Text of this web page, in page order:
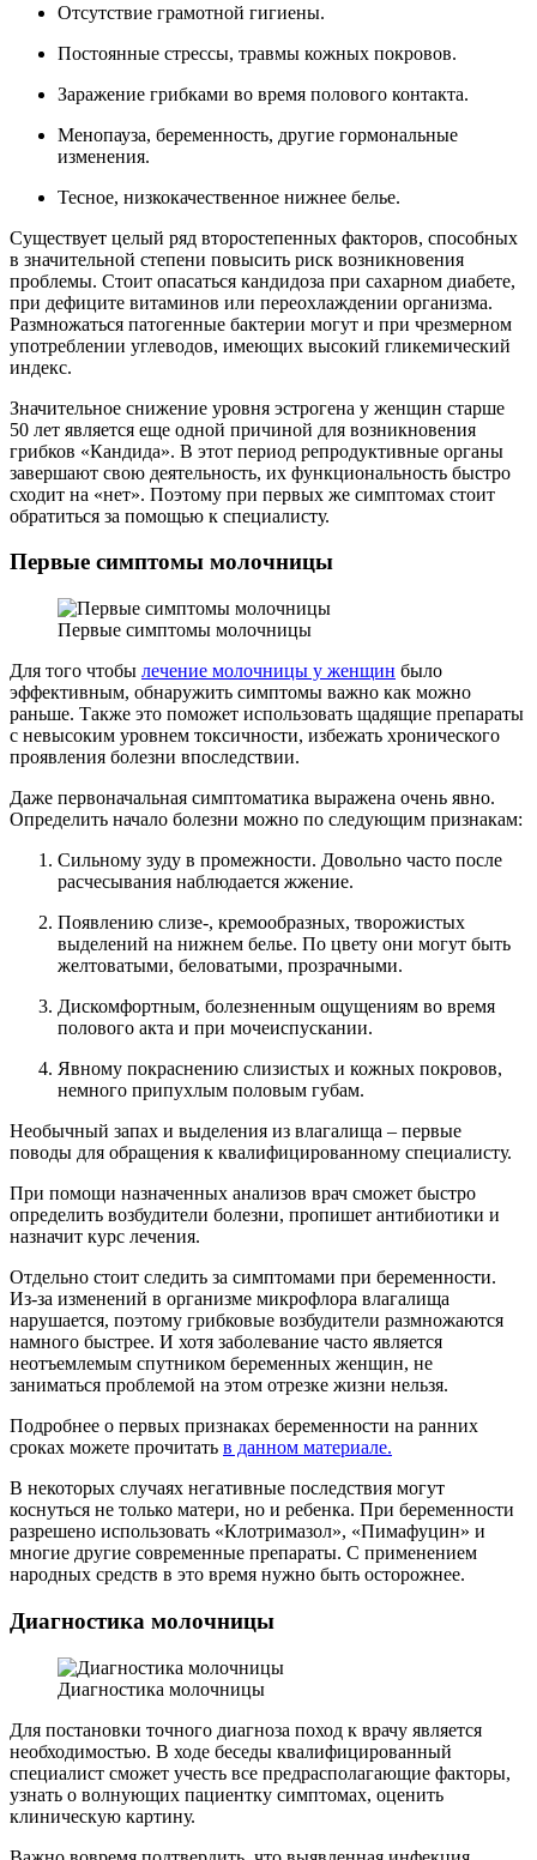
Отсутствие грамотной гигиены.
Постоянные стрессы, травмы кожных покровов.
Заражение грибками во время полового контакта.
Менопауза, беременность, другие гормональные
изменения.
Тесное, низкокачественное нижнее белье.
Существует целый ряд второстепенных факторов, способных
в значительной степени повысить риск возникновения
проблемы. Стоит опасаться кандидоза при сахарном диабете,
при дефиците витаминов или переохлаждении организма.
Размножаться патогенные бактерии могут и при чрезмерном
употреблении углеводов, имеющих высокий гликемический
индекс.
Значительное снижение уровня эстрогена у женщин старше
50 лет является еще одной причиной для возникновения
грибков «Кандида». В этот период репродуктивные органы
завершают свою деятельность, их функциональность быстро
сходит на «нет». Поэтому при первых же симптомах стоит
обратиться за помощью к специалисту.
Первые симптомы молочницы
Первые симптомы молочницы
Для того чтобы лечение молочницы у женщин было
эффективным, обнаружить симптомы важно как можно
раньше. Также это поможет использовать щадящие препараты
с невысоким уровнем токсичности, избежать хронического
проявления болезни впоследствии.
Даже первоначальная симптоматика выражена очень явно.
Определить начало болезни можно по следующим признакам:
Сильному зуду в промежности. Довольно часто после
расчесывания наблюдается жжение.
Появлению слизе-, кремообразных, творожистых
выделений на нижнем белье. По цвету они могут быть
желтоватыми, беловатыми, прозрачными.
Дискомфортным, болезненным ощущениям во время
полового акта и при мочеиспускании.
Явному покраснению слизистых и кожных покровов,
немного припухлым половым губам.
Необычный запах и выделения из влагалища – первые
поводы для обращения к квалифицированному специалисту.
При помощи назначенных анализов врач сможет быстро
определить возбудители болезни, пропишет антибиотики и
назначит курс лечения.
Отдельно стоит следить за симптомами при беременности.
Из-за изменений в организме микрофлора влагалища
нарушается, поэтому грибковые возбудители размножаются
намного быстрее. И хотя заболевание часто является
неотъемлемым спутником беременных женщин, не
заниматься проблемой на этом отрезке жизни нельзя.
Подробнее о первых признаках беременности на ранних
сроках можете прочитать в данном материале.
В некоторых случаях негативные последствия могут
коснуться не только матери, но и ребенка. При беременности
разрешено использовать «Клотримазол», «Пимафуцин» и
многие другие современные препараты. С применением
народных средств в это время нужно быть осторожнее.
Диагностика молочницы
Диагностика молочницы
Для постановки точного диагноза поход к врачу является
необходимостью. В ходе беседы квалифицированный
специалист сможет учесть все предрасполагающие факторы,
узнать о волнующих пациентку симптомах, оценить
клиническую картину.